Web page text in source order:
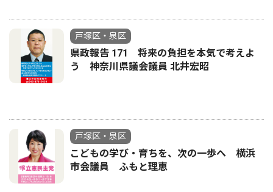
戸塚区・泉区
県政報告 171 将来の負担を本気で考えよ
う 神奈川県議会議員 北井宏昭
戸塚区・泉区
こどもの学び・育ちを、次の一歩へ 横浜
市会議員 ふもと理恵